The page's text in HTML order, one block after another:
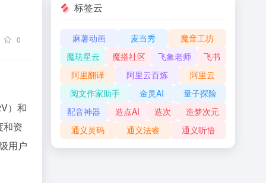
0
）和
和资
用户
标签云
麻薯动画 麦当秀
魔音工坊
魔珐星云
魔搭社区 飞象老师
飞书
阿里翻译
阿里云百炼
阿里云
阅文作家助手
金灵AI
量子探险
配音神器
造点AI 造次
造梦次元
通义灵码
通义法睿 通义听悟